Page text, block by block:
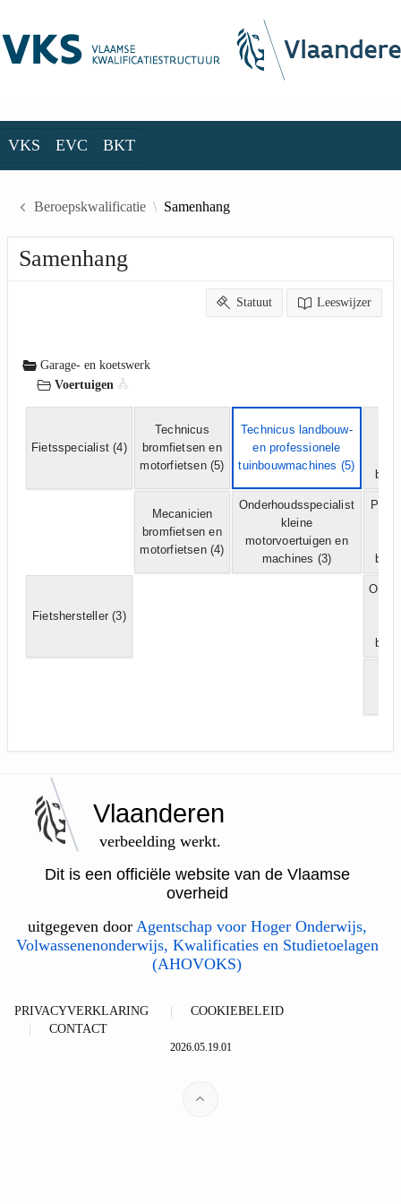
VKS EVC BKT
Beroepskwalificatie Samenhang
Samenhang
Statuut Leeswijzer
Garage- en koetswerk
Voertuigen
Fietsspecialist (4)
Technicus
bromfietsen en
motorfietsen(5)
Technicus landbouw-
en professionele
tuinbouwmachines (5)
Mecanicien
bromfietsen en
motorfietsen(4)
Onderhoudsspecialist
kleine
motorvoertuigen en
machines (3)
Fietshersteller (3)
Vlaanderen
verbeelding werkt.
Dit is een officiële website van de Vlaamse
overheid
uitgegeven door Agentschap voor Hoger Onderwijs,
Volwassenenonderwijs, Kwalificaties en Studietoelagen
(AHOVOKS)
PRIVACYVERKLARING
COOKIEBELEID
CONTACT
2026.05.19.01